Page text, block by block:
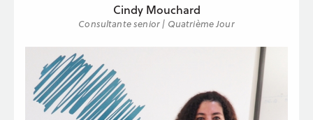
Cindy Mouchard
Consultante senior | Quatrième Jour